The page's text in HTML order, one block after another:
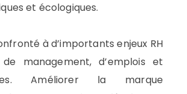
et écologiques.
à d’importants enjeux RH
management, d’emplois et
Améliorer la marque